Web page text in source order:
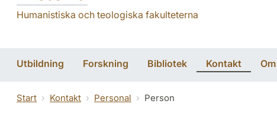
Humanistiska och teologiska fakulteterna
Utbildning Forskning Bibliotek Kontakt
Start Kontakt Personal Person